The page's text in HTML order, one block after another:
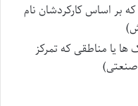
که بر اساس کارکردشان نام
یا مناطقی که تمرکز